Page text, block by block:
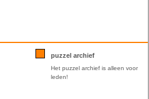
puzzel archief
Het puzzel archief is alleen voor
leden!